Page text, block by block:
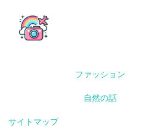
ファッション
自然の話
サイトマップ